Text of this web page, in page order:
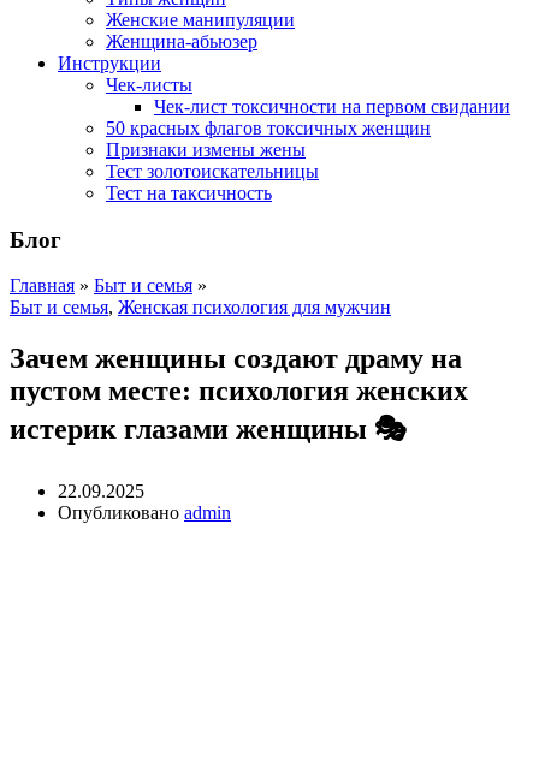
Женские манипуляции
Женщина-абьюзер
Инструкции
Чек-листы
Чек-лист токсичности на первом свидании
50 красных флагов токсичных женщин
Признаки измены жены
Тест золотоискательницы
Тест на таксичность
Блог
Главная » Быт и семья »
Быт и семья, Женская психология для мужчин
Зачем женщины создают драму на
пустом месте: психология женских
истерик глазами женщины 🎭
22.09.2025
Опубликовано admin